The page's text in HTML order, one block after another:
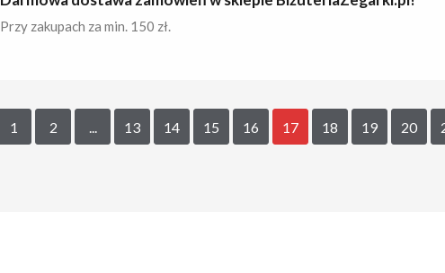
Przy zakupach za min. 150 zł.
1 2 13 14 15 16 17 18 19 20